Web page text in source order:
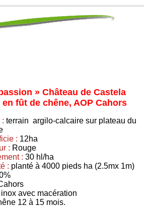
» Château de Castela
en fût de chêne, AOP Cahors
: terrain argilo-calcaire sur plateau du
: 12ha
: Rouge
: 30 hl/ha
: planté à 4000 pieds ha (2.5mx 1m)
avec macération
12 à 15 mois.